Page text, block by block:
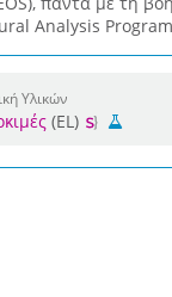
Analysis
Υλικών
(EL)